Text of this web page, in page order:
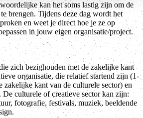
kan het soms lastig zijn om de
brengen. Tijdens deze dag wordt het
en weet je direct hoe je ze op
in jouw eigen organisatie/project.
zich bezighouden met de zakelijke kant
organisatie, die relatief startend zijn (1-
zakelijke kant van de culturele sector) en
culturele of creatieve sector kan zijn:
fotografie, festivals, muziek, beeldende